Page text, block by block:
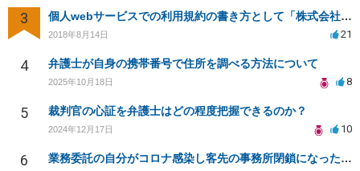
3 個人webサービスでの利用規約の書き方として「株式会社○○（以下当社）」と違う表現はありますか？
2018年8月14日 21
4 弁護士が自身の携帯番号で住所を調べる方法について
2025年10月18日 8
5 裁判官の心証を弁護士はどの程度把握できるのか？
2024年12月17日 10
6 業務委託の自分がコロナ感染し客先の事務所閉鎖になったら損害賠償請求されますか？